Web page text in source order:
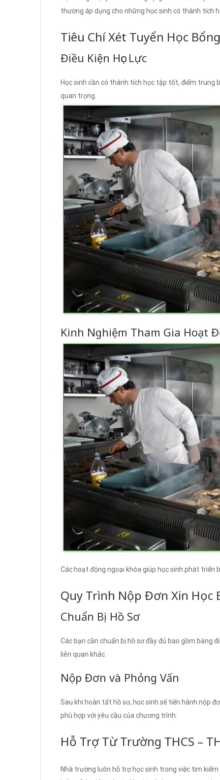
thường áp dụng cho những học sinh có thành tích
Tiêu Chí Xét Tuyển Học Bổng
Điều Kiện Học Lực
Học sinh cần có thành tích học tập tốt, điểm trung
quan trọng.
Kinh Nghiệm Tham Gia Hoạt
Các hoạt động ngoại khóa giúp học sinh phát triển
Quy Trình Nộp Đơn Xin Học
Chuẩn Bị Hồ Sơ
Các bạn cần chuẩn bị hồ sơ đầy đủ bao gồm bảng
liên quan khác.
Nộp Đơn và Phỏng Vấn
Sau khi hoàn tất hồ sơ, học sinh sẽ tiến hành nộp
phù hợp với yêu cầu của chương trình.
Hỗ Trợ Từ Trường THCS –
Nhà trường luôn hỗ trợ học sinh trong việc tìm